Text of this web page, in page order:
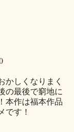
しくなりまく
の最後で窮地に
本作は福本作品
です！